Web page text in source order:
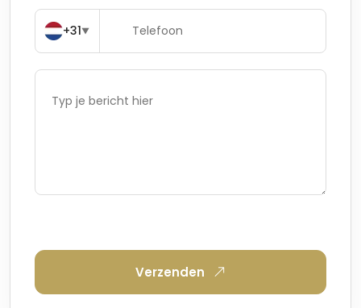
+31▼
Verzenden